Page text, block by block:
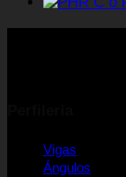
Vigas
Ángulos